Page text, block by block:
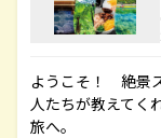
ようこそ！ 絶景
人たちが教えてく
旅へ。